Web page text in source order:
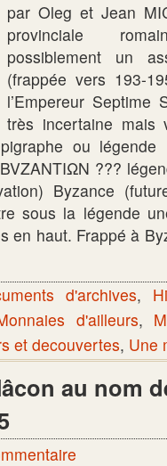
par Oleg et Jean
provinciale
possiblement un
(frappée vers 193-
l’Empereur Septime
très incertaine mais
ou
???
Byzance
sous la légende
en haut. Frappé à
d'archives,
d'ailleurs,
et decouvertes, Une
au nom